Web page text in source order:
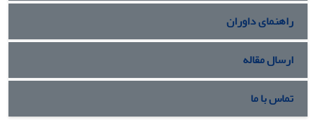
راهنمای داوران
ارسال مقاله
تماس با ما